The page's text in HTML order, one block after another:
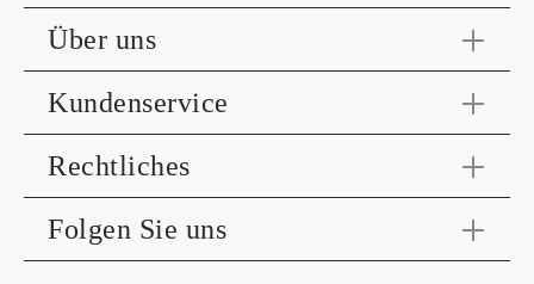
Über uns
Kundenservice
Rechtliches
Folgen Sie uns